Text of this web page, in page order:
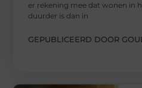
er rekening mee dat wonen in
duurder is dan in
GEPUBLICEERD DOOR